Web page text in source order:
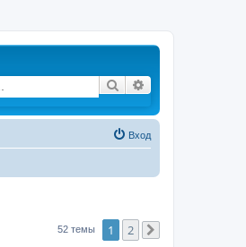
Поиск
Вход
52 темы 1 2